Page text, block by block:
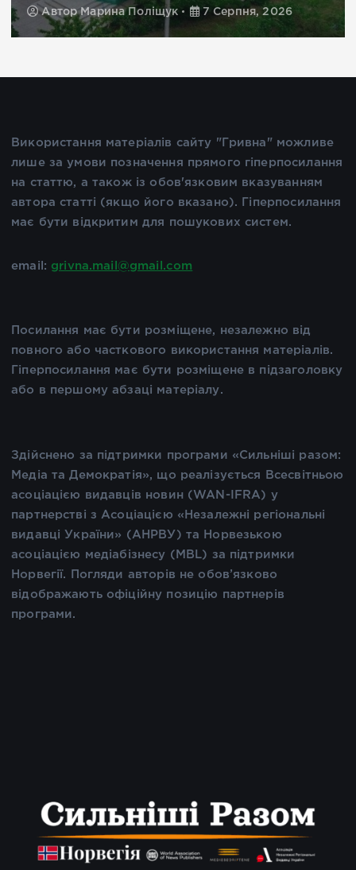
Автор Марина Поліщук 7 Серпня, 2026
Використання матеріалів сайту "Гривна" можливе
лише за умови позначення прямого гіперпосилання
на статтю, а також із обов'язковим вказуванням
автора статті (якщо його вказано). Гіперпосилання
має бути відкритим для пошукових систем.
email: grivna.mail@gmail.com
Посилання має бути розміщене, незалежно від
повного або часткового використання матеріалів.
Гіперпосилання має бути розміщене в підзаголовку
або в першому абзаці матеріалу.
Здійснено за підтримки програми «Сильніші разом:
Медіа та Демократія», що реалізується Всесвітньою
асоціацією видавців новин (WAN-IFRA) у
партнерстві з Асоціацією «Незалежні регіональні
видавці України» (АНРВУ) та Норвезькою
асоціацією медіабізнесу (MBL) за підтримки
Норвегії. Погляди авторів не обов’язково
відображають офіційну позицію партнерів
програми.